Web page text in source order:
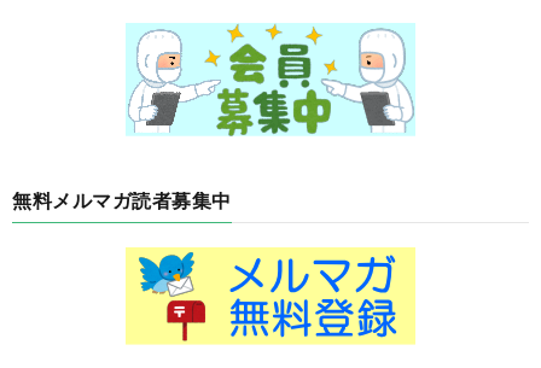
無料メルマガ読者募集中